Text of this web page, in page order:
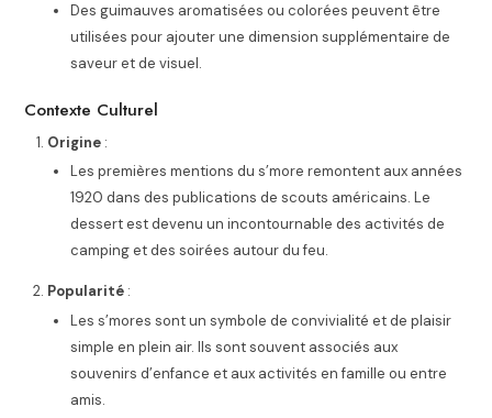
Des guimauves aromatisées ou colorées peuvent être
utilisées pour ajouter une dimension supplémentaire de
saveur et de visuel.
Contexte Culturel
Origine :
Les premières mentions du s’more remontent aux années
1920 dans des publications de scouts américains. Le
dessert est devenu un incontournable des activités de
camping et des soirées autour du feu.
Popularité :
Les s’mores sont un symbole de convivialité et de plaisir
simple en plein air. Ils sont souvent associés aux
souvenirs d’enfance et aux activités en famille ou entre
amis.